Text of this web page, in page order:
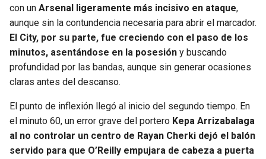
SAINTS
BUCCANEERS
con un Arsenal ligeramente más incisivo en ataque,
aunque sin la contundencia necesaria para abrir el marcador.
El City, por su parte, fue creciendo con el paso de los
minutos, asentándose en la posesión y buscando
profundidad por las bandas, aunque sin generar ocasiones
claras antes del descanso.
El punto de inflexión llegó al inicio del segundo tiempo. En
el minuto 60, un error grave del portero Kepa Arrizabalaga
al no controlar un centro de Rayan Cherki dejó el balón
servido para que O’Reilly empujara de cabeza a puerta